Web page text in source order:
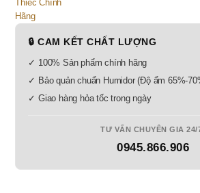
🔒 CAM KẾT CHẤT LƯỢNG
✓ 100% Sản phẩm chính hãng
✓ Bảo quản chuẩn Humidor (Độ ẩm 65%-
✓ Giao hàng hỏa tốc trong ngày
TƯ VẤN CHUYÊN GIA 24/
0945.866.906